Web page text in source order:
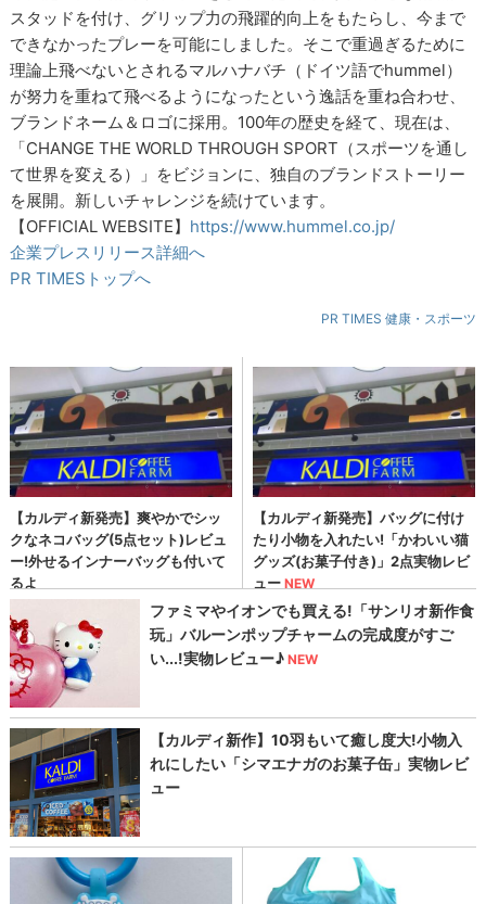
スタッドを付け、グリップ力の飛躍的向上をもたらし、今まで
できなかったプレーを可能にしました。そこで重過ぎるために
理論上飛べないとされるマルハナバチ（ドイツ語でhummel）
が努力を重ねて飛べるようになったという逸話を重ね合わせ、
ブランドネーム＆ロゴに採用。100年の歴史を経て、現在は、
「CHANGE THE WORLD THROUGH SPORT（スポーツを通し
て世界を変える）」をビジョンに、独自のブランドストーリー
を展開。新しいチャレンジを続けています。
【OFFICIAL WEBSITE】 https://www.hummel.co.jp/
企業プレスリリース詳細へ
PR TIMESトップへ
PR TIMES 健康・スポーツ